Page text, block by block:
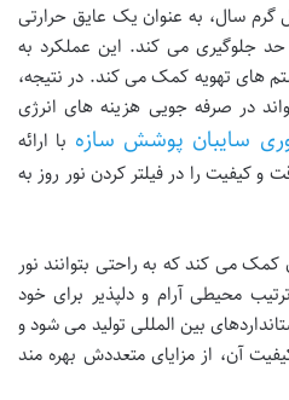
سال، به عنوان یک عایق حرارتی
جلوگیری می کند. این عملکرد به
های تهویه کمک می کند. در نتیجه،
در صرفه جویی هزینه های انرژی
سایبان پوشش سازه با ارائه
کیفیت را در فیلتر کردن نور روز به
کمک می کند که به راحتی بتوانند نور
محیطی آرام و دلپذیر برای خود
بین المللی تولید می شود و
آن، از مزایای متعددش بهره مند